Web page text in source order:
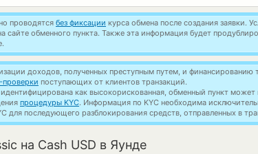
проводятся без фиксации курса обмена после создания заявки.
сайте обменного пункта. Также эта информация будет
доходов, полученных преступным путем, и финансированию
проверки поступающих от клиентов транзакций.
идентифицирована как высокорискованная, обменный пункт может
процедуры KYC. Информация по KYC необходима
для последующего разблокирования средств, отправленных в
на Cash USD в Яунде